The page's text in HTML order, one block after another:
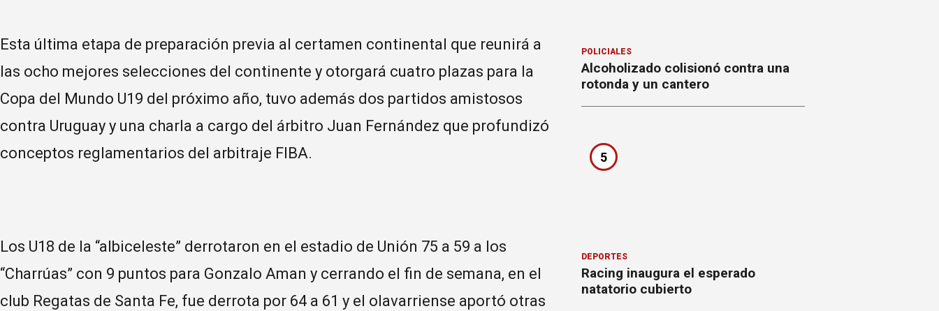
Esta última etapa de preparación previa al certamen continental que reunirá a
las ocho mejores selecciones del continente y otorgará cuatro plazas para la
Copa del Mundo U19 del próximo año, tuvo además dos partidos amistosos
contra Uruguay y una charla a cargo del árbitro Juan Fernández que profundizó
conceptos reglamentarios del arbitraje FIBA.
Los U18 de la “albiceleste” derrotaron en el estadio de Unión 75 a 59 a los
“Charrúas” con 9 puntos para Gonzalo Aman y cerrando el fin de semana, en el
club Regatas de Santa Fe, fue derrota por 64 a 61 y el olavarriense aportó otras
POLICIALES
Alcoholizado colisionó contra una
rotonda y un cantero
5
DEPORTES
Racing inaugura el esperado
natatorio cubierto